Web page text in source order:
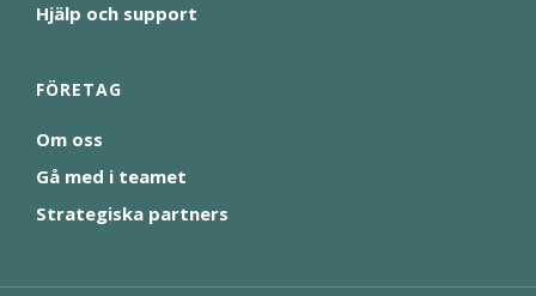
Hjälp och support
FÖRETAG
Om oss
Gå med i teamet
Strategiska partners